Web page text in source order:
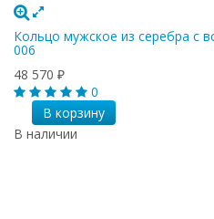
Кольцо мужское из серебра с
006
48 570 ₽
0
В корзину
В наличии